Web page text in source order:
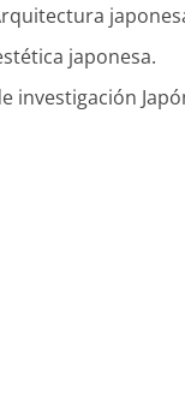
japonesa.
investigación